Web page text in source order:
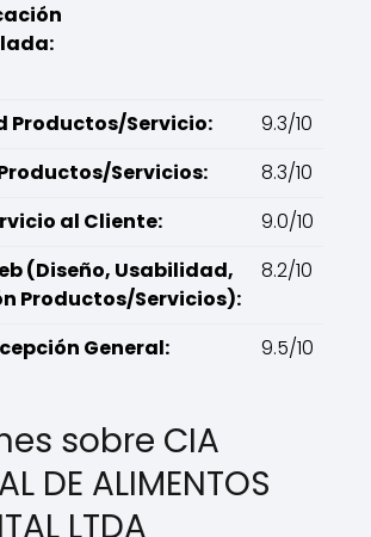
Productos/Servicio:
9.3/10
Servicios:
8.3/10
al Cliente:
9.0/10
(Diseño, Usabilidad,
Productos/Servicios):
8.2/10
General: 9.5/10
sobre CIA
DE ALIMENTOS
LTDA